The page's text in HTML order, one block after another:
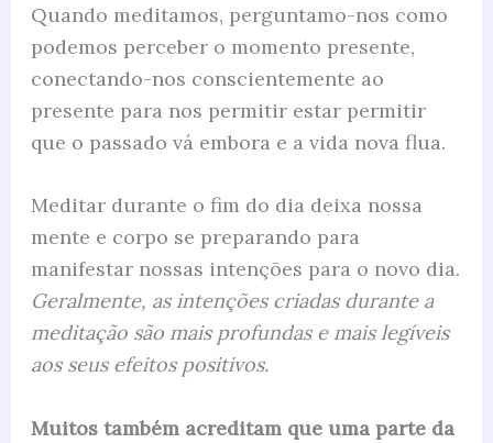
Quando meditamos, perguntamo-nos como
podemos perceber o momento presente,
conectando-nos conscientemente ao
presente para nos permitir estar permitir
que o passado vá embora e a vida nova flua.
Meditar durante o fim do dia deixa nossa
mente e corpo se preparando para
manifestar nossas intenções para o novo dia.
Geralmente, as intenções criadas durante a
meditação são mais profundas e mais legíveis
aos seus efeitos positivos.
Muitos também acreditam que uma parte da